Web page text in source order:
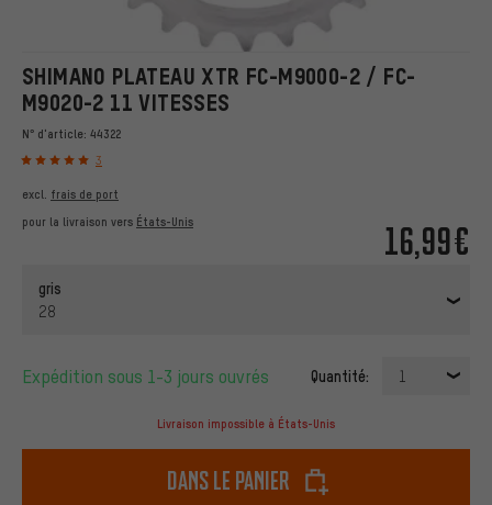
SHIMANO PLATEAU XTR FC-M9000-2 / FC-
M9020-2 11 VITESSES
N° d'article: 44322
3
16,99€
excl. frais de port
pour la livraison vers États-Unis
gris
28
Expédition sous 1-3 jours ouvrés Quantité: 1
Livraison impossible à États-Unis
dans le panier